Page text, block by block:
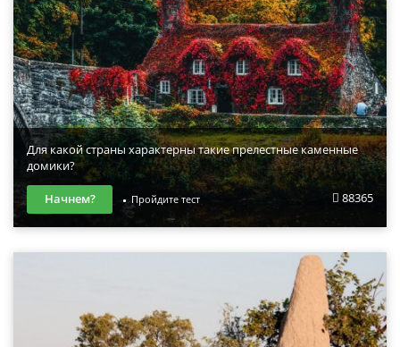
Для какой страны характерны такие прелестные каменные
домики?
88365
Начнем? Пройдите тест